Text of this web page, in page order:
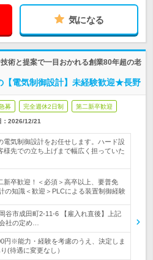
気になる
術と提案で一目おかれる創業80年超の老
【電気制御設計】未経験歓迎★長野
募 完全週休2日制 第二新卒歓迎
2026/12/21
電気制御設計をお任せします。ハード設
様先での立ち上げまで幅広く担っていた
新卒歓迎！＜必須＞高卒以上、要普免
の知識＜歓迎＞PLCによる装置制御経験
谷市成田町2-11-6 【雇入れ直後】上記
社の定め…
円※能力・経験を考慮のうえ、決定しま
(待遇に変更なし）